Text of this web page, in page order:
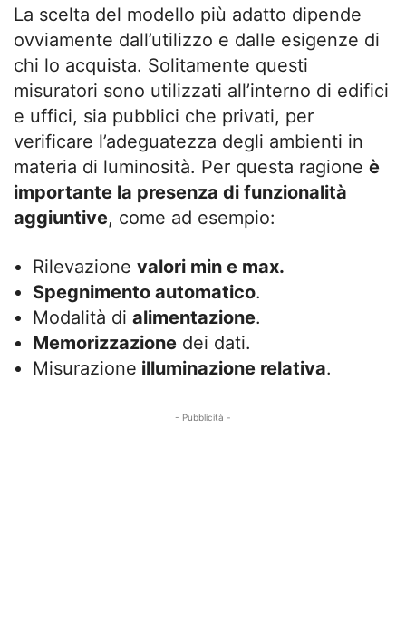
La scelta del modello più adatto dipende
ovviamente dall’utilizzo e dalle esigenze di
chi lo acquista. Solitamente questi
misuratori sono utilizzati all’interno di edifici
e uffici, sia pubblici che privati, per
verificare l’adeguatezza degli ambienti in
materia di luminosità. Per questa ragione è
importante la presenza di funzionalità
aggiuntive, come ad esempio:
Rilevazione valori min e max.
Spegnimento automatico.
Modalità di alimentazione.
Memorizzazione dei dati.
Misurazione illuminazione relativa.
- Pubblicità -